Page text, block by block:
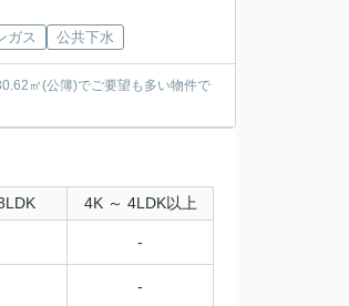
ガス 公共下水
㎡(公簿)でご要望も多い物件で
4K ～ 4LDK以上
-
-